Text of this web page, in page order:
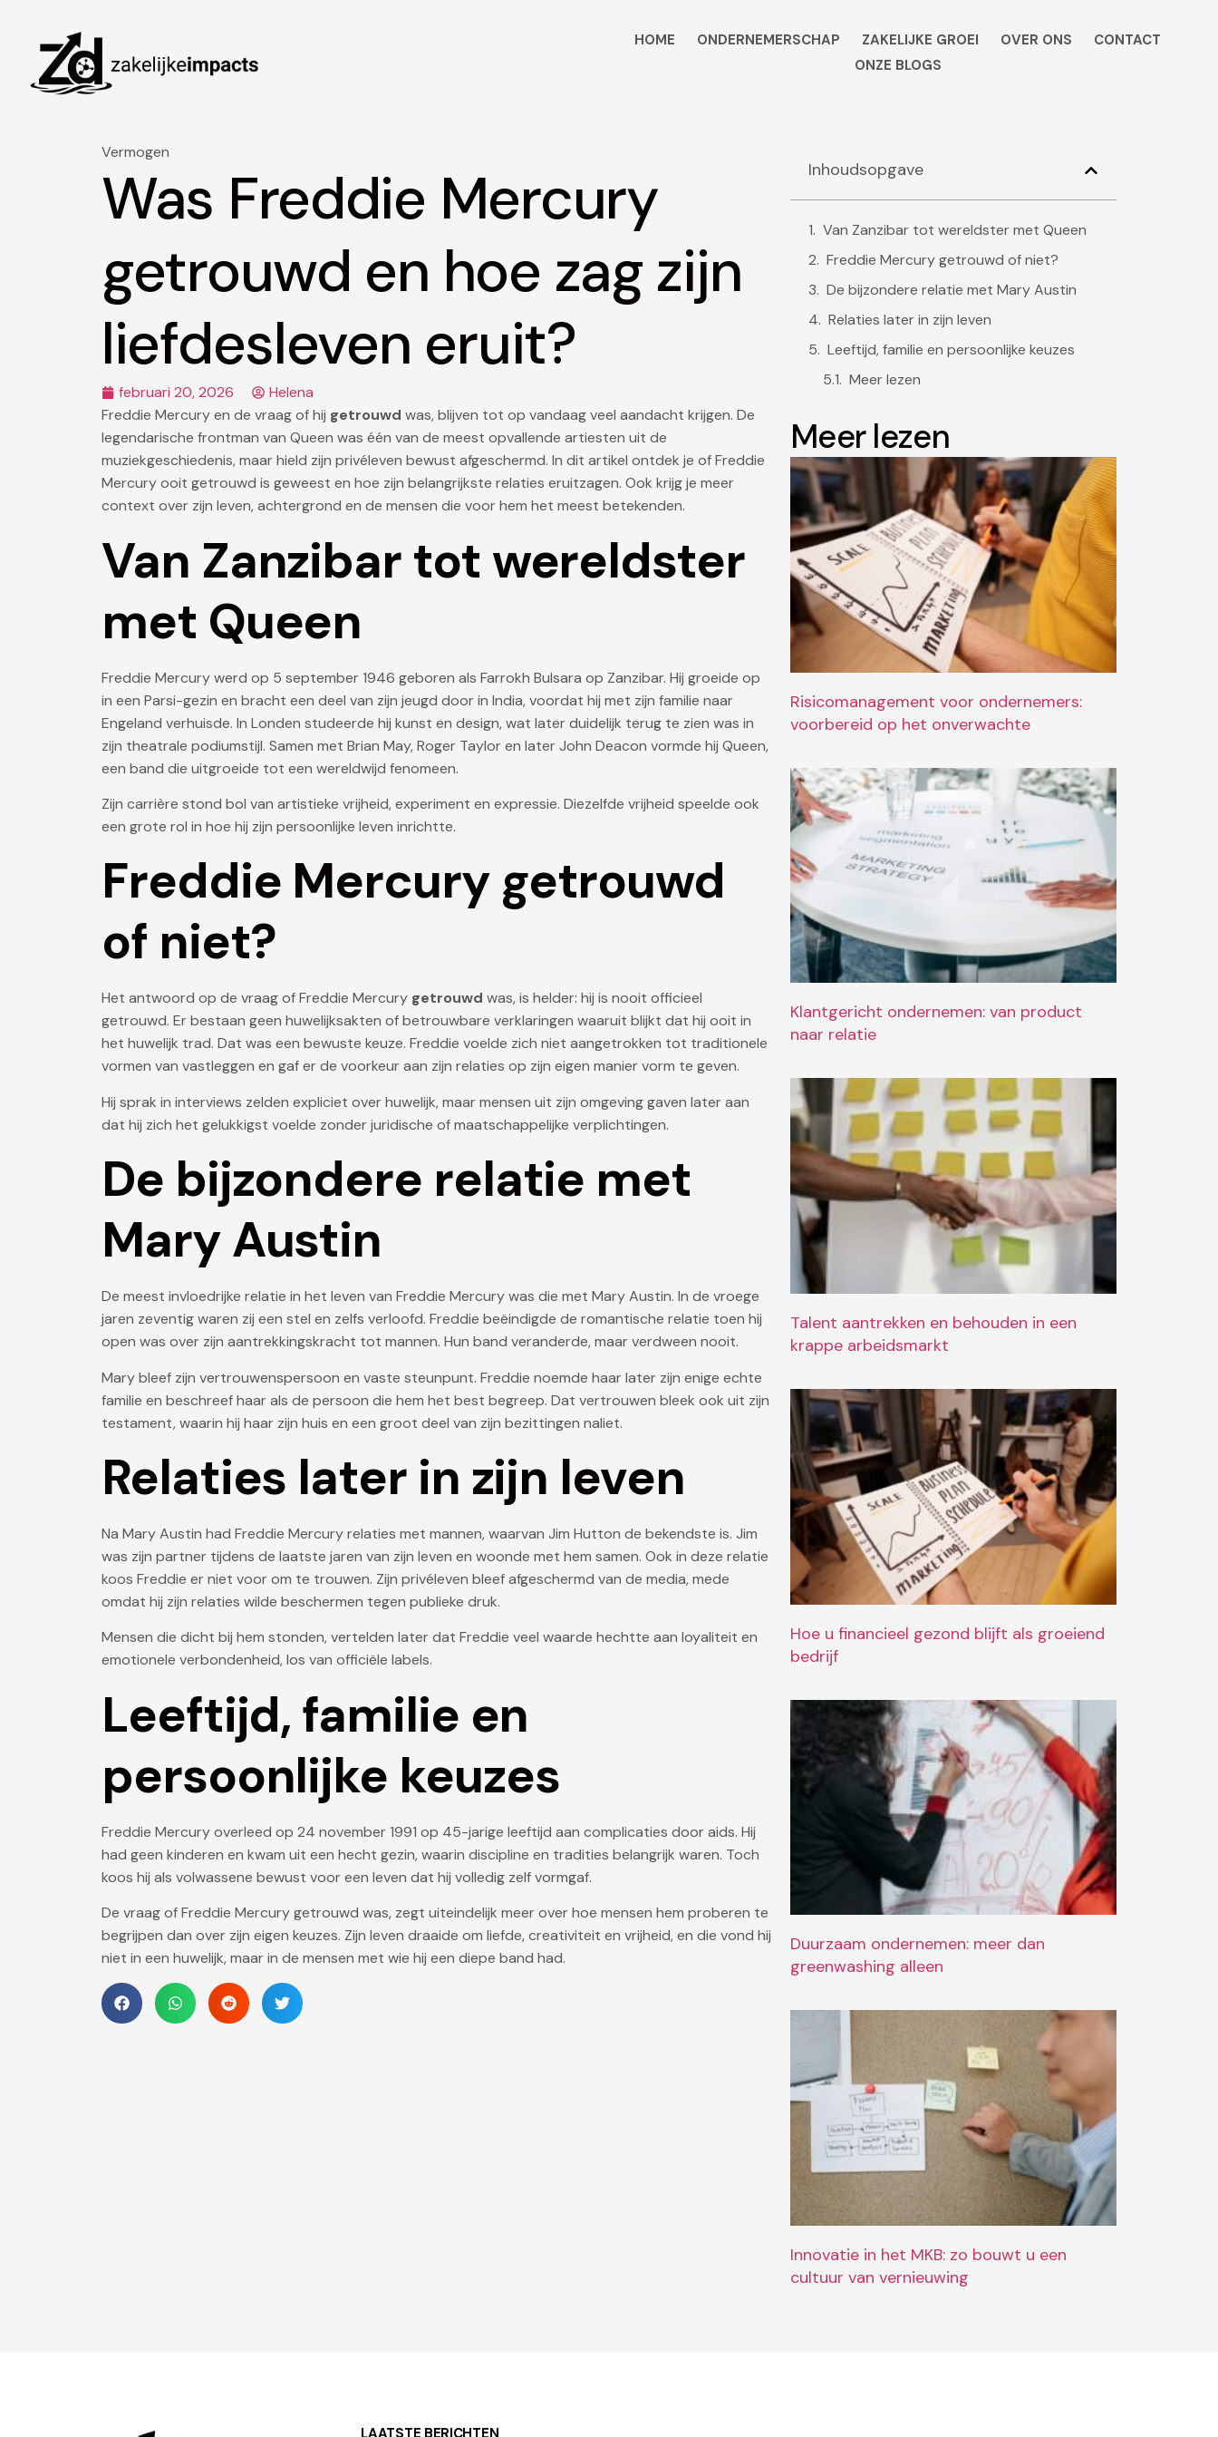
HOME ONDERNEMERSCHAP ZAKELIJKE GROEI OVER ONS
CONTACT
ONZE BLOGS
Vermogen
Was Freddie Mercury
getrouwd en hoe zag zijn
liefdesleven eruit?
februari 20, 2026
Helena
Freddie Mercury en de vraag of hij getrouwd was, blijven tot op vandaag veel aandacht krijgen. De
legendarische frontman van Queen was één van de meest opvallende artiesten uit de
muziekgeschiedenis, maar hield zijn privéleven bewust afgeschermd. In dit artikel ontdek je of Freddie
Mercury ooit getrouwd is geweest en hoe zijn belangrijkste relaties eruitzagen. Ook krijg je meer
context over zijn leven, achtergrond en de mensen die voor hem het meest betekenden.
Van Zanzibar tot wereldster
met Queen
Freddie Mercury werd op 5 september 1946 geboren als Farrokh Bulsara op Zanzibar. Hij groeide op
in een Parsi-gezin en bracht een deel van zijn jeugd door in India, voordat hij met zijn familie naar
Engeland verhuisde. In Londen studeerde hij kunst en design, wat later duidelijk terug te zien was in
zijn theatrale podiumstijl. Samen met Brian May, Roger Taylor en later John Deacon vormde hij Queen,
een band die uitgroeide tot een wereldwijd fenomeen.
Zijn carrière stond bol van artistieke vrijheid, experiment en expressie. Diezelfde vrijheid speelde ook
een grote rol in hoe hij zijn persoonlijke leven inrichtte.
Freddie Mercury getrouwd
of niet?
Het antwoord op de vraag of Freddie Mercury getrouwd was, is helder: hij is nooit officieel
getrouwd. Er bestaan geen huwelijksakten of betrouwbare verklaringen waaruit blijkt dat hij ooit in
het huwelijk trad. Dat was een bewuste keuze. Freddie voelde zich niet aangetrokken tot traditionele
vormen van vastleggen en gaf er de voorkeur aan zijn relaties op zijn eigen manier vorm te geven.
Hij sprak in interviews zelden expliciet over huwelijk, maar mensen uit zijn omgeving gaven later aan
dat hij zich het gelukkigst voelde zonder juridische of maatschappelijke verplichtingen.
De bijzondere relatie met
Mary Austin
De meest invloedrijke relatie in het leven van Freddie Mercury was die met Mary Austin. In de vroege
jaren zeventig waren zij een stel en zelfs verloofd. Freddie beëindigde de romantische relatie toen hij
open was over zijn aantrekkingskracht tot mannen. Hun band veranderde, maar verdween nooit.
Mary bleef zijn vertrouwenspersoon en vaste steunpunt. Freddie noemde haar later zijn enige echte
familie en beschreef haar als de persoon die hem het best begreep. Dat vertrouwen bleek ook uit zijn
testament, waarin hij haar zijn huis en een groot deel van zijn bezittingen naliet.
Relaties later in zijn leven
Na Mary Austin had Freddie Mercury relaties met mannen, waarvan Jim Hutton de bekendste is. Jim
was zijn partner tijdens de laatste jaren van zijn leven en woonde met hem samen. Ook in deze relatie
koos Freddie er niet voor om te trouwen. Zijn privéleven bleef afgeschermd van de media, mede
omdat hij zijn relaties wilde beschermen tegen publieke druk.
Mensen die dicht bij hem stonden, vertelden later dat Freddie veel waarde hechtte aan loyaliteit en
emotionele verbondenheid, los van officiële labels.
Leeftijd, familie en
persoonlijke keuzes
Freddie Mercury overleed op 24 november 1991 op 45-jarige leeftijd aan complicaties door aids. Hij
had geen kinderen en kwam uit een hecht gezin, waarin discipline en tradities belangrijk waren. Toch
koos hij als volwassene bewust voor een leven dat hij volledig zelf vormgaf.
De vraag of Freddie Mercury getrouwd was, zegt uiteindelijk meer over hoe mensen hem proberen te
begrijpen dan over zijn eigen keuzes. Zijn leven draaide om liefde, creativiteit en vrijheid, en die vond hij
niet in een huwelijk, maar in de mensen met wie hij een diepe band had.
Inhoudsopgave
Van Zanzibar tot wereldster met Queen
Freddie Mercury getrouwd of niet?
De bijzondere relatie met Mary Austin
Relaties later in zijn leven
Leeftijd, familie en persoonlijke keuzes
Meer lezen
Meer lezen
Risicomanagement voor ondernemers:
voorbereid op het onverwachte
Klantgericht ondernemen: van product
naar relatie
Talent aantrekken en behouden in een
krappe arbeidsmarkt
Hoe u financieel gezond blijft als groeiend
bedrijf
Duurzaam ondernemen: meer dan
greenwashing alleen
Innovatie in het MKB: zo bouwt u een
cultuur van vernieuwing
LAATSTE BERICHTEN